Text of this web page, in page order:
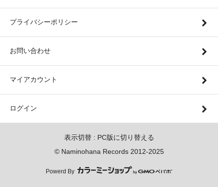
プライバシーポリシー
お問い合わせ
マイアカウント
ログイン
表示切替 : PC版に切り替える
© Naminohana Records 2012-2025
Powerd By